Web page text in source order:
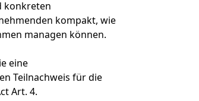
konkreten
kompakt, wie
managen können.
eine
Teilnachweis für die
Art. 4.